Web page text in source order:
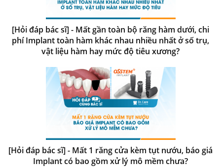
[Hỏi đáp bác sĩ] - Mất gần toàn bộ răng hàm dưới, chi
phí Implant toàn hàm khác nhau nhiều nhất ở số trụ,
vật liệu hàm hay mức độ tiêu xương?
[Hỏi đáp bác sĩ] - Mất 1 răng cửa kèm tụt nướu, báo giá
Implant có bao gồm xử lý mô mềm chưa?